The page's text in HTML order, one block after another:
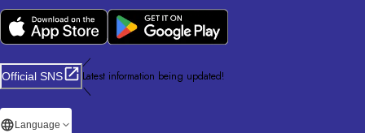
Official SNS
／
Latest information being updated!
＼
Language